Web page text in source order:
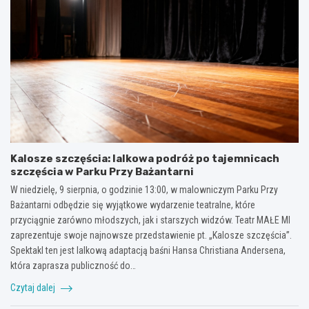
Kalosze szczęścia: lalkowa podróż po tajemnicach
szczęścia w Parku Przy Bażantarni
W niedzielę, 9 sierpnia, o godzinie 13:00, w malowniczym Parku Przy
Bażantarni odbędzie się wyjątkowe wydarzenie teatralne, które
przyciągnie zarówno młodszych, jak i starszych widzów. Teatr MAŁE MI
zaprezentuje swoje najnowsze przedstawienie pt. „Kalosze szczęścia”.
Spektakl ten jest lalkową adaptacją baśni Hansa Christiana Andersena,
która zaprasza publiczność do…
Czytaj dalej